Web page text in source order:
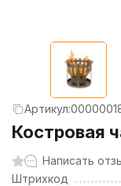
Артикул:
Костровая
Написать
Штрихкод